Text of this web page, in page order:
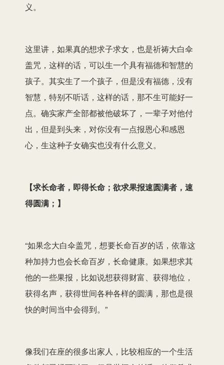
义。
这里讲，如果真的想求子求女，也是祈祷大白伞
盖咒，这样的话，可以生一个具有福德和智慧的
孩子。其实生了一个孩子，但是没有福德，没有
智慧，特别不听话，这样的话，那不生可能好一
点。确实家产全部都被他破坏了，一辈子对他付
出，但是到头来，对你没有一点报恩心和感恩
心，生这种子女确实也没有什么意义。
【求长命者，即得长命；欲求果报速圆满者，速
得圆满； 】
“如果念大白伞盖咒，想要长命百岁的话，依靠这
种加持力也会长命百岁，长命健康。如果想求其
他的一些果报，比如说想获得财富、获得地位，
获得名声，获得世间各种各样的圆满，那也是很
快的时间当中会得到。”
像我们在座的很多出家人，比较相应的一个生活